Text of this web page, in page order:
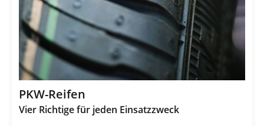
PKW-Reifen
Vier Richtige für jeden Einsatzzweck